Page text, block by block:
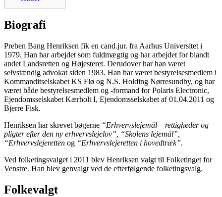
Biografi
Preben Bang Henriksen fik en cand.jur. fra Aarhus Universitet i
1979. Han har arbejdet som fuldmægtig og har arbejdet for blandt
andet Landsretten og Højesteret. Derudover har han været
selvstændig advokat siden 1983. Han har været bestyrelsesmedlem i
Kommanditselskabet KS Flø og N.S. Holding Nørresundby, og har
været både bestyrelsesmedlem og -formand for Polaris Electronic,
Ejendomsselskabet Kærholt I, Ejendomsselskabet af 01.04.2011 og
Bjerre Fisk.
Henriksen har skrevet bøgerne “Erhvervslejemål – rettigheder og
pligter efter den ny erhvervslejelov”, “Skolens lejemål”,
“Erhvervslejeretten og “Erhvervslejeretten i hovedtræk”.
Ved folketingsvalget i 2011 blev Henriksen valgt til Folketinget for
Venstre. Han blev genvalgt ved de efterfølgende folketingsvalg.
Folkevalgt